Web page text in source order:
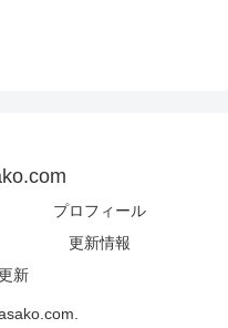
プロフィール
更新情報
新